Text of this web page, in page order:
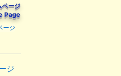
ージ
Page
ージ
ジ